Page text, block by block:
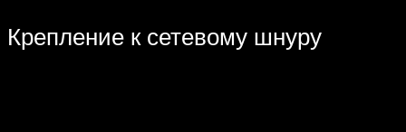
Крепление к сетевому шнуру